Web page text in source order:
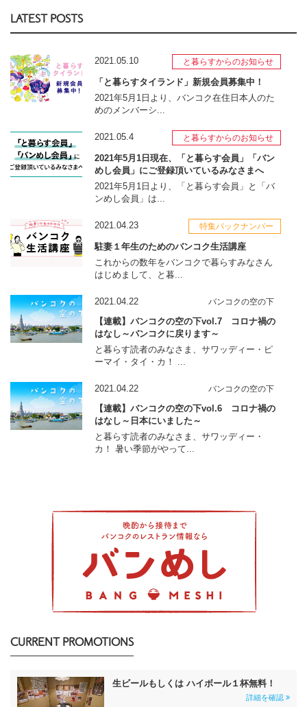
LATEST POSTS
2021.05.10 と暮らすからのお知らせ
「と暮らすタイランド」新規会員募集中！
2021年5月1日より、バンコク在住日本人のた
めのメンバーシ...
2021.05.4 と暮らすからのお知らせ
2021年5月1日現在、「と暮らす会員」「バン
めし会員」にご登録頂いているみなさまへ
2021年5月1日より、「と暮らす会員」と「バ
ンめし会員」は...
2021.04.23 特集バックナンバー
駐妻１年生のためのバンコク生活講座
これからの数年をバンコクで暮らすみなさん
はじめまして、と暮...
2021.04.22 バンコクの空の下
【連載】バンコクの空の下vol.7 コロナ禍の
はなし～バンコクに戻ります～
と暮らす読者のみなさま、サワッディー・ピ
ーマイ・タイ・カ！ ...
2021.04.22 バンコクの空の下
【連載】バンコクの空の下vol.6 コロナ禍の
はなし～日本にいました～
と暮らす読者のみなさま、サワッディー・
カ！ 暑い季節がやって...
CURRENT PROMOTIONS
生ビールもしくは ハイボール１杯無料！
詳細を確認